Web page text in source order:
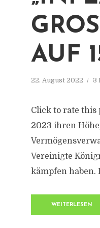
UF
22. August 2022 3
Click to rate this
2023 ihren
Vereinigte
kämpfen haben.
WEITERLESEN